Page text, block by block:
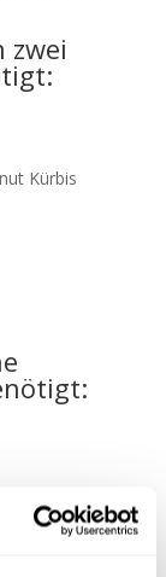
zwei
Kürbis